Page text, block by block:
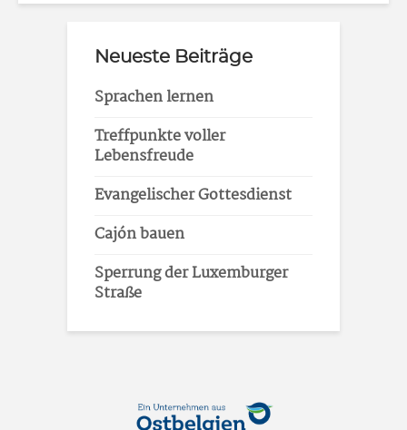
Neueste Beiträge
Sprachen lernen
Treffpunkte voller
Lebensfreude
Evangelischer Gottesdienst
Cajón bauen
Sperrung der Luxemburger
Straße